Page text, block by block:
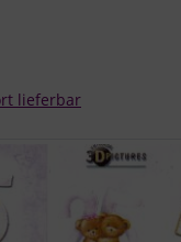
lieferbar
Produktbild